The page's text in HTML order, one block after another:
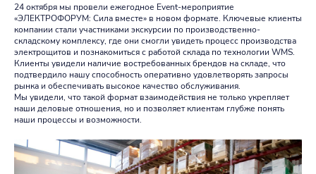
24 октября мы провели ежегодное Event-мероприятие
«ЭЛЕКТРОФОРУМ: Сила вместе» в новом формате. Ключевые клиенты
компании стали участниками экскурсии по производственно-
складскому комплексу, где они смогли увидеть процесс производства
электрощитов и познакомиться с работой склада по технологии WMS.
Клиенты увидели наличие востребованных брендов на складе, что
подтвердило нашу способность оперативно удовлетворять запросы
рынка и обеспечивать высокое качество обслуживания.
Мы увидели, что такой формат взаимодействия не только укрепляет
наши деловые отношения, но и позволяет клиентам глубже понять
наши процессы и возможности.